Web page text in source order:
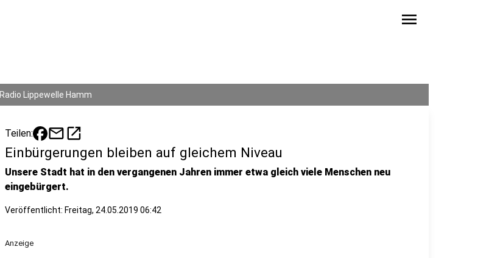
menu
Radio Lippewelle Hamm
Teilen: mailopen_in_new
Einbürgerungen bleiben auf gleichem Niveau
Unsere Stadt hat in den vergangenen Jahren immer etwa gleich viele Menschen neu
eingebürgert.
Veröffentlicht: Freitag, 24.05.2019 06:42
Anzeige